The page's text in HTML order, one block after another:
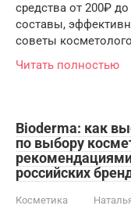
средства от 200₽
составы,
советы
Читать полностью
Bioderma: как
по выбору
российских
Косметика